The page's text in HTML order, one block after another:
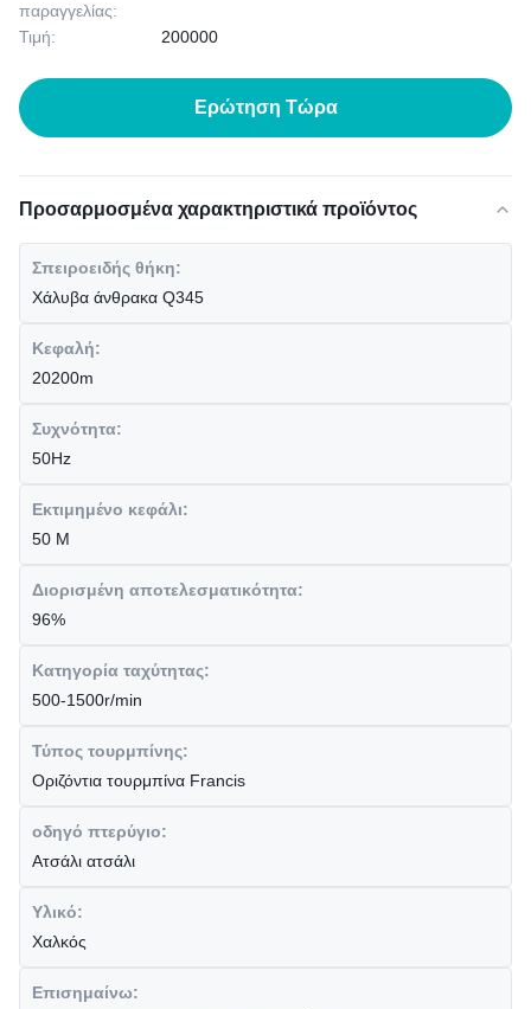
παραγγελίας:
Τιμή: 200000
Ερώτηση Τώρα
Προσαρμοσμένα χαρακτηριστικά προϊόντος
Σπειροειδής θήκη:
Χάλυβα άνθρακα Q345
Κεφαλή:
20200m
Συχνότητα:
50Hz
Εκτιμημένο κεφάλι:
50 Μ
Διορισμένη αποτελεσματικότητα:
96%
Κατηγορία ταχύτητας:
500-1500r/min
Τύπος τουρμπίνης:
Οριζόντια τουρμπίνα Francis
οδηγό πτερύγιο:
Ατσάλι ατσάλι
Υλικό:
Χαλκός
Επισημαίνω: